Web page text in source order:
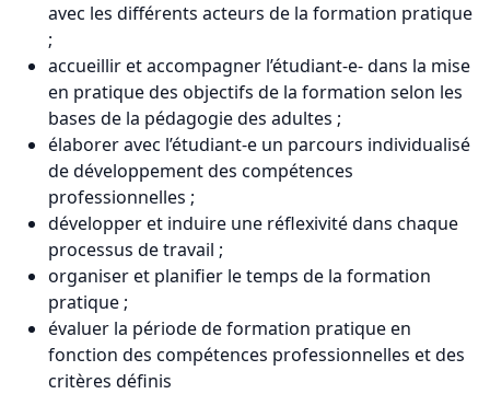
avec les différents acteurs de la formation pratique
;
accueillir et accompagner l’étudiant-e- dans la mise
en pratique des objectifs de la formation selon les
bases de la pédagogie des adultes ;
élaborer avec l’étudiant-e un parcours individualisé
de développement des compétences
professionnelles ;
développer et induire une réflexivité dans chaque
processus de travail ;
organiser et planifier le temps de la formation
pratique ;
évaluer la période de formation pratique en
fonction des compétences professionnelles et des
critères définis